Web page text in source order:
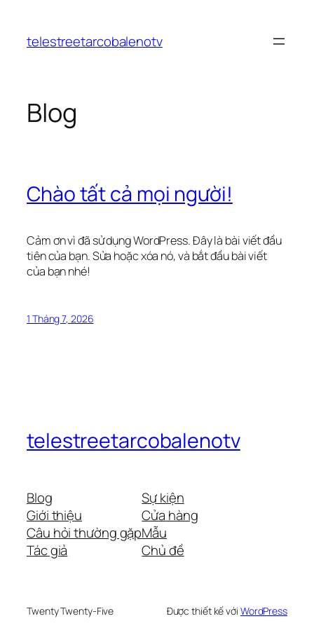
phầntelestreetarcobalenotv
Blog
Chào tất cả mọi người!
Cảm ơn vì đã sử dụng WordPress. Đây là bài viết đầu
tiên của bạn. Sửa hoặc xóa nó, và bắt đầu bài viết
của bạn nhé!
1 Tháng 7, 2026
telestreetarcobalenotv
Blog
Giới thiệu
Câu hỏi thường gặp
Tác giả
Sự kiện
Cửa hàng
Mẫu
Chủ đề
Twenty Twenty-Five Được thiết kế với WordPress